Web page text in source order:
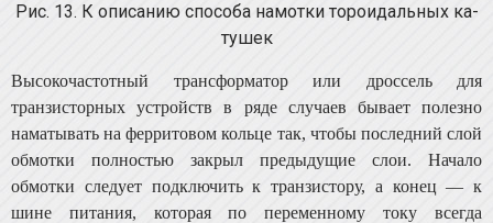
Рис. 13. К описанию способа намотки тороидальных ка­
тушек
Высокочастотный трансформатор или дроссель для
транзисторных устройств в ряде случаев бывает полезно
наматывать на ферритовом кольце так, чтобы последний слой
обмотки полностью закрыл предыдущие слои. На­чало
обмотки следует подключить к транзистору, а ко­нец — к
шине питания, которая по переменному току всегда